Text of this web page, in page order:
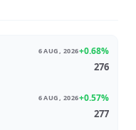
6 AUG, 2026+0.68%
276
6 AUG, 2026+0.57%
277